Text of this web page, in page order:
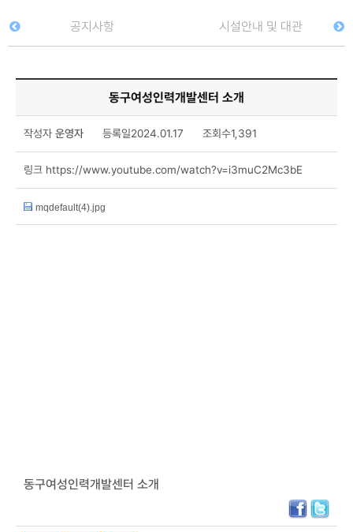
공지사항 시설안내 및 대관
동구여성인력개발센터 소개
작성자 운영자 등록일2024.01.17 조회수1,391
링크 https://www.youtube.com/watch?v=i3muC2Mc3bE
mqdefault(4).jpg
동구여성인력개발센터 소개